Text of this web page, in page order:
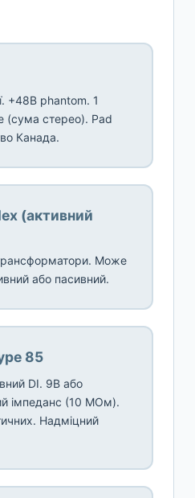
+48В phantom. 1
(сума стерео). Pad
Канада.
(активний
Може
або пасивний.
85
DI. 9В або
імпеданс (10 МОм).
Надміцний